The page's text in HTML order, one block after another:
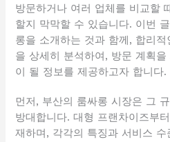
방문하거나 여러 업체를 비교할
할지 막막할 수 있습니다. 이번
롱을 소개하는 것과 함께, 합리
을 상세히 분석하여, 방문 계획
이 될 정보를 제공하고자 합니다.
먼저, 부산의 룸싸롱 시장은 그
방대합니다. 대형 프랜차이즈부
재하며, 각각의 특징과 서비스